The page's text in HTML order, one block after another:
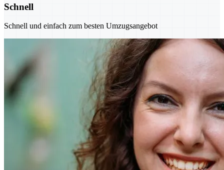
Schnell
Schnell und einfach zum besten Umzugsangebot